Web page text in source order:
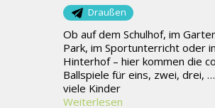
Draußen
Ob auf dem Schulhof, im
Park, im Sportunterricht oder
Hinterhof – hier kommen die
Ballspiele für eins, zwei, drei,
viele Kinder
Weiterlesen